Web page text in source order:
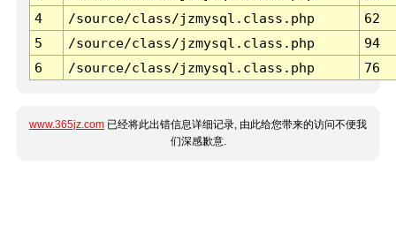
4
/source/class/jzmysql.class.php
62
5
/source/class/jzmysql.class.php
94
6
/source/class/jzmysql.class.php 76
www.365jz.com 已经将此出错信息详细记录, 由此给您带来的访问不便我
们深感歉意.